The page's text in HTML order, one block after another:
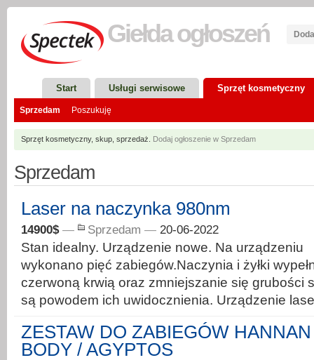
Giełdaogłoszeń
Start Usługi serwisowe Sprzęt kosmetyczny
Sprzedam Poszukuję
Sprzęt kosmetyczny, skup, sprzedaż. Dodaj ogłoszenie w Sprzedam
Sprzedam
Laser na naczynka 980nm
14900$— Sprzedam — 20-06-2022
Stan idealny. Urządzenie nowe. Na urządzeniu
wykonano pięć zabiegów.Naczynia i żyłki
czerwoną krwią oraz zmniejszanie się grubości
są powodem ich uwidocznienia. Urządzenie
ZESTAW DO ZABIEGÓW HANNAN
BODY / AGYPTOS